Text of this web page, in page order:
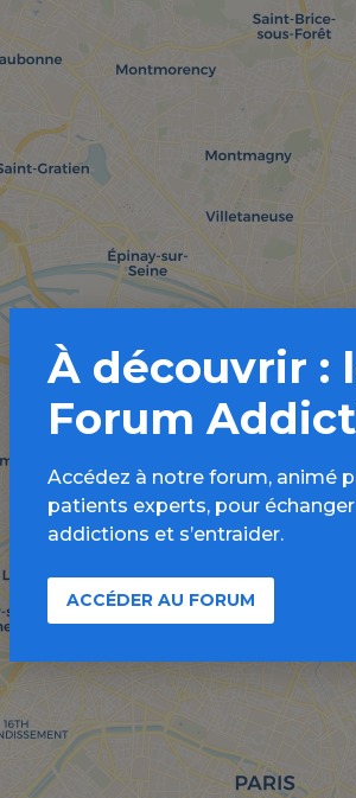
À découvrir :
Forum
Accédez à notre forum, animé
patients experts, pour échanger
addictions et s’entraider.
ACCÉDER AU FORUM